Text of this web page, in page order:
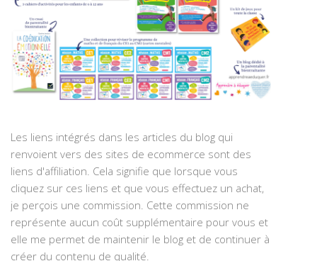
Les liens intégrés dans les articles du blog qui
renvoient vers des sites de ecommerce sont des
liens d'affiliation. Cela signifie que lorsque vous
cliquez sur ces liens et que vous effectuez un achat,
je perçois une commission. Cette commission ne
représente aucun coût supplémentaire pour vous et
elle me permet de maintenir le blog et de continuer à
créer du contenu de qualité.